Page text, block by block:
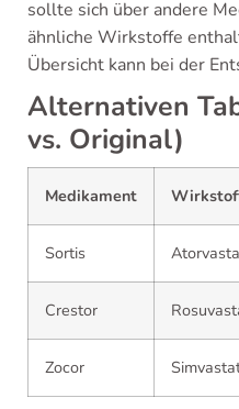
sollte sich über andere
ähnliche Wirkstoffe
Übersicht kann bei der
Alternativen
vs. Original)
Medikament
Sortis
Crestor
Zocor